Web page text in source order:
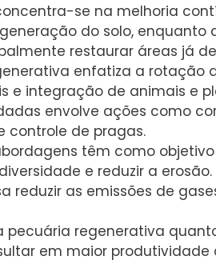
se na melhoria
do solo, enquanto
restaurar áreas já
enfatiza a rotação
e integração de animais e
envolve ações como
controle de pragas.
têm como
e reduzir a
reduzir as emissões de
pecuária regenerativa
em maior produtividade